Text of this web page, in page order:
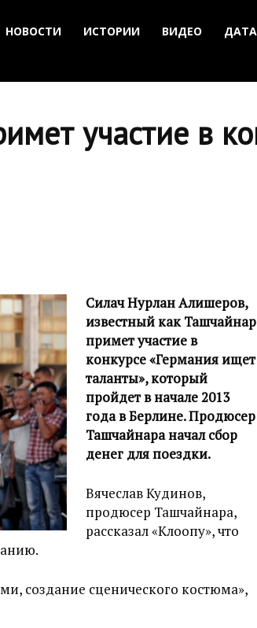
НОВОСТИ ИСТОРИИ ВИДЕО ДАТА
участие в
Силач Нурлан Алишеров,
известный как
примет участие в
конкурсе «Германия ищет
таланты», который
пройдет в начале 2013
года в Берлине. Продюсер
Ташчайнара начал сбор
денег для поездки.
Вячеслав Кудинов,
продюсер Ташчайнара,
рассказал «Клоопу», что
создание сценического костюма»,